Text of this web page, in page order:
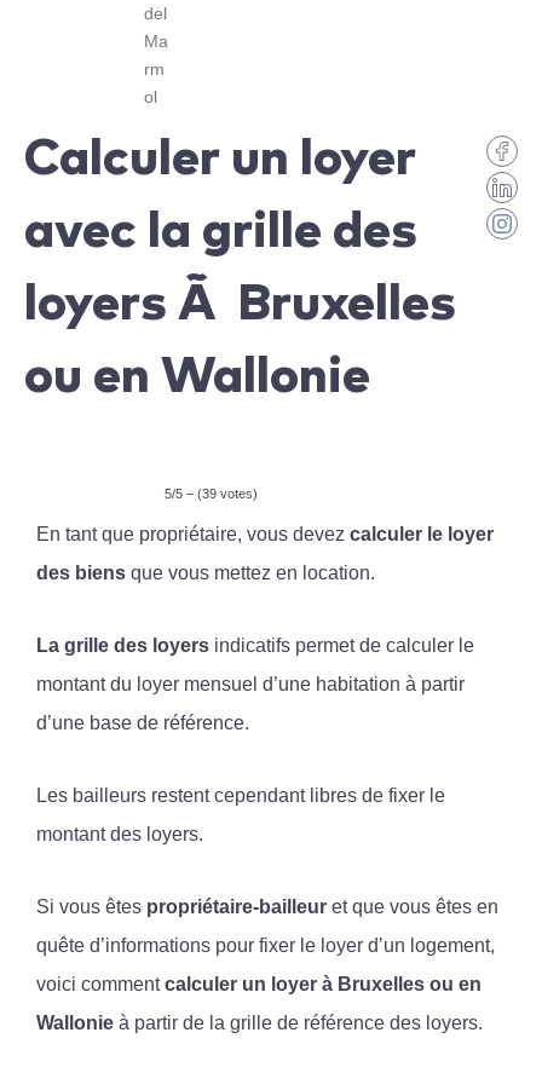
Calculer un loyer
avec la grille des
loyers Ã Bruxelles
ou en Wallonie
5/5 – (39 votes)
En tant que propriétaire, vous devez calculer le loyer
des biens que vous mettez en location.
La grille des loyers indicatifs permet de calculer le
montant du loyer mensuel d’une habitation à partir
d’une base de référence.
Les bailleurs restent cependant libres de fixer le
montant des loyers.
Si vous êtes propriétaire-bailleur et que vous êtes en
quête d’informations pour fixer le loyer d’un logement,
voici commentcalculer un loyer à Bruxelles ou en
Wallonie à partir de la grille de référence des loyers.